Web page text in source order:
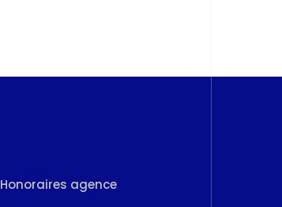
Honoraires agence